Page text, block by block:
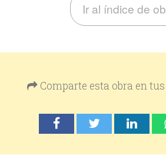
Ir al índice de
Comparte esta obra en